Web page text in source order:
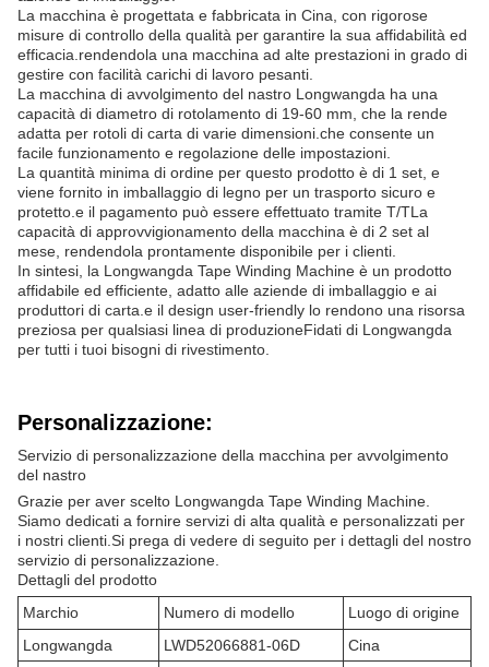
La macchina è progettata e fabbricata in Cina, con rigorose
misure di controllo della qualità per garantire la sua affidabilità ed
efficacia.rendendola una macchina ad alte prestazioni in grado di
gestire con facilità carichi di lavoro pesanti.
La macchina di avvolgimento del nastro Longwangda ha una
capacità di diametro di rotolamento di 19-60 mm, che la rende
adatta per rotoli di carta di varie dimensioni.che consente un
facile funzionamento e regolazione delle impostazioni.
La quantità minima di ordine per questo prodotto è di 1 set, e
viene fornito in imballaggio di legno per un trasporto sicuro e
protetto.e il pagamento può essere effettuato tramite T/TLa
capacità di approvvigionamento della macchina è di 2 set al
mese, rendendola prontamente disponibile per i clienti.
In sintesi, la Longwangda Tape Winding Machine è un prodotto
affidabile ed efficiente, adatto alle aziende di imballaggio e ai
produttori di carta.e il design user-friendly lo rendono una risorsa
preziosa per qualsiasi linea di produzioneFidati di Longwangda
per tutti i tuoi bisogni di rivestimento.
Personalizzazione:
Servizio di personalizzazione della macchina per avvolgimento
del nastro
Grazie per aver scelto Longwangda Tape Winding Machine.
Siamo dedicati a fornire servizi di alta qualità e personalizzati per
i nostri clienti.Si prega di vedere di seguito per i dettagli del nostro
servizio di personalizzazione.
Dettagli del prodotto
Marchio
Numero di modello
Luogo di origine
Longwangda
LWD52066881-06D
Cina